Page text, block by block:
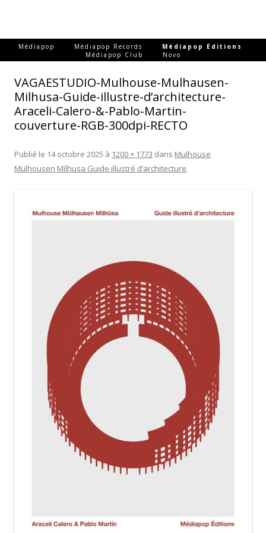
Médiapop Médiapop Records Médiapop Editions
Médiapop Club Novo
VAGAESTUDIO-Mulhouse-Mulhausen-
Milhusa-Guide-illustre-d’architecture-
Araceli-Calero-&-Pablo-Martin-
couverture-RGB-300dpi-RECTO
Publié le 14 octobre 2025 à 1200 × 1773 dans Mulhouse
Mülhousen Mìlhusa Guide illustré d’architecture.